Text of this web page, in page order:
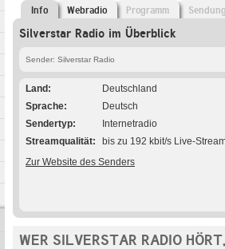
Info Webradio Programm
Silverstar Radio im Überblick
Sender: Silverstar Radio
Land
Deutschland
Sprache
Deutsch
Sendertyp
Internetradio
Streamqualität
bis zu 192 kbit/s Live-
Zur Website des Senders
WER SILVERSTAR RADIO